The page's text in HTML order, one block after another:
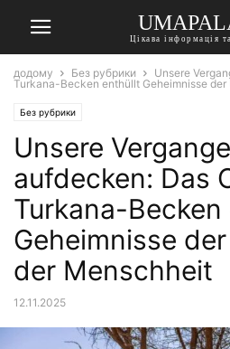
Цікава інформація
додому Без рубрики
Unsere
Turkana-Becken enthüllt Geheimnisse
Без рубрики
Unsere
aufdecken: Das
Turkana-
Geheimnisse
der Menschheit
12.11.2025